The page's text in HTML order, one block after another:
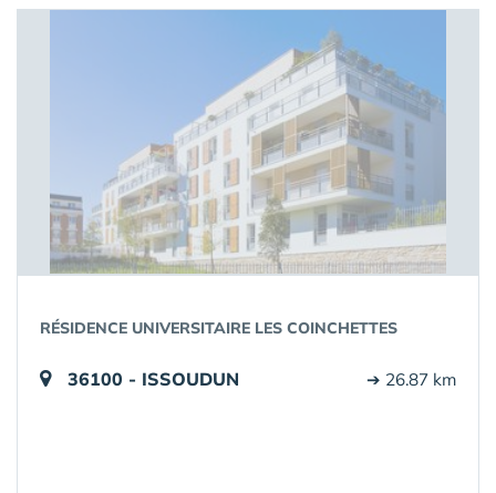
RÉSIDENCE UNIVERSITAIRE LES COINCHETTES
36100 - ISSOUDUN ➔ 26.87 km